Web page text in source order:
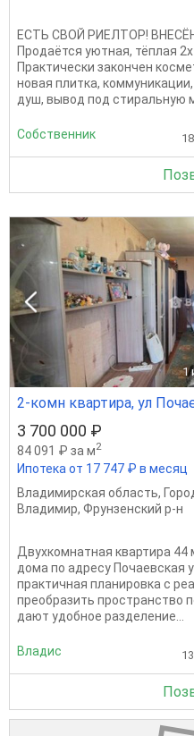
ЕСТЬ СВОЙ РИЕЛТОР!
Продаётся уютная, тёплая
Практически закончен
новая плитка,
душ, вывод под стиральную
Собственник
1
2-комн квартира, ул
3 700 000 ₽
84 091 ₽ за м2
Ипотека от 17 747 ₽ в месяц
Владимирская область,
Владимир, Фрунзенский р-н
Двухкомнатная квартира 44
дома по адресу Почаевская
практичная планировка с
преобразить пространство
дают удобное разделение...
Владис